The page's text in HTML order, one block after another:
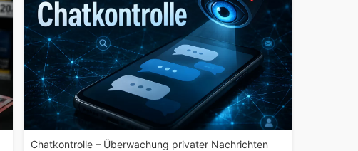
Chatkontrolle – Überwachung privater Nachrichten